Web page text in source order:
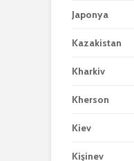
Japonya
Kazakistan
Kharkiv
Kherson
Kiev
Kişinev